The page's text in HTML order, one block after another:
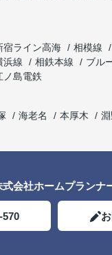
宿ライン高海 相模線
浜線 相鉄本線
ブル
ノ島電鉄
海老名 本厚木 淵
式会社ホームプランナ
570